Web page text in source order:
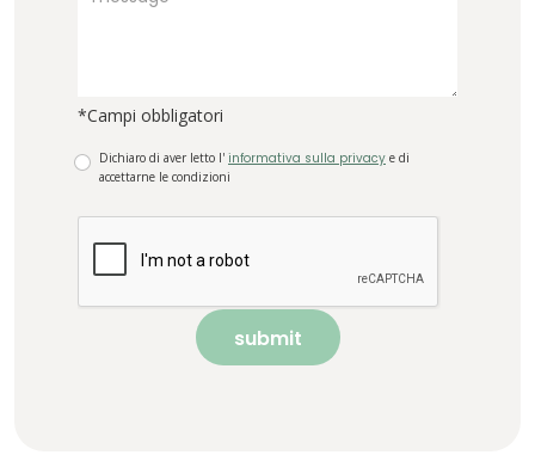
*Campi obbligatori
Dichiaro di aver letto l' informativa sulla privacy e di
accettarne le condizioni
submit